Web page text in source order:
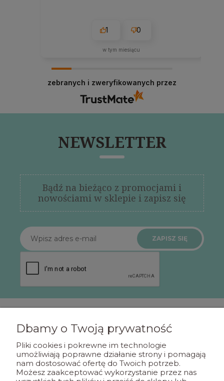
1 0
w tym miesiącu
zebranych i zweryfikowanych przez
NEWSLETTER
Bądź na bieżąco z promocjami i
nowościami w sklepie i zapisz się
ZAPISZ SIĘ
POMOC
MOJE KONTO
Dbamy o Twoją prywatność
Pliki cookies i pokrewne im technologie
umożliwiają poprawne działanie strony i pomagają
nam dostosować ofertę do Twoich potrzeb.
Możesz zaakceptować wykorzystanie przez nas